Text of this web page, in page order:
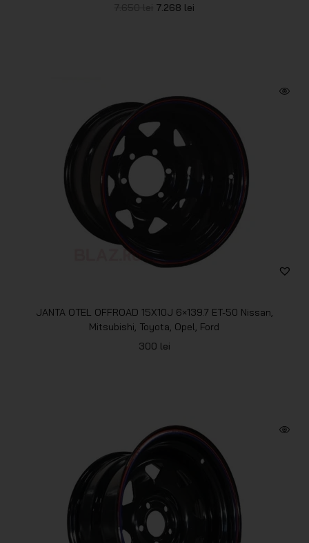
7.268 lei
JANTA OTEL OFFROAD 15X10J 6×139.7 ET-50 Nissan,
Mitsubishi, Toyota, Opel, Ford
300 lei